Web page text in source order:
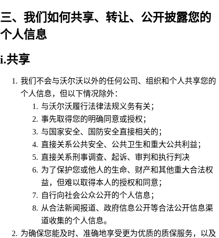
三、我们如何共享、转让、公开披露您的
个人信息
i.共享
我们不会与沃尔沃以外的任何公司、组织和个人共享您的
个人信息，但以下情况除外：
与沃尔沃履行法律法规义务有关；
事先取得您的明确同意或授权；
与国家安全、国防安全直接相关的；
直接关系公共安全、公共卫生和重大公共利益；
直接关系刑事调查、起诉、审判和执行判决
为了保护您或他人的生命、财产和其他重大合法权
益，但难以取得本人的授权和同意；
自行向社会公众公开的个人信息；
从合法新闻报道、政府信息公开等合法公开信息渠
道收集的个人信息。
为确保您能及时、准确地享受更为优质的质保服务，以及